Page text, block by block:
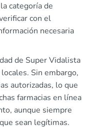
categoría de
con el
necesaria
de Super Vidalista
Sin embargo,
autorizadas, lo que
farmacias en línea
aunque siempre
sean legítimas.